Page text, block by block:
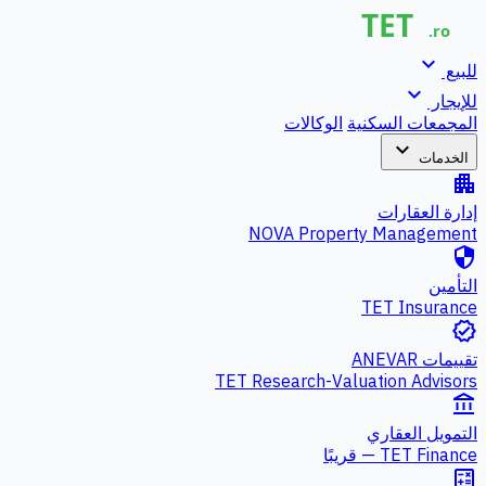
للبيع expand_more
للإيجار expand_more
المجمعات السكنية الوكالات
الخدمات expand_more
apartment
إدارة العقارات
NOVA Property Management
security
التأمين
TET Insurance
verified
تقييمات ANEVAR
TET Research-Valuation Advisors
account_balance
التمويل العقاري
TET Finance — قريبًا
calculate